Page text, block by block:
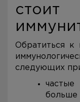
Обратиться к
следующих